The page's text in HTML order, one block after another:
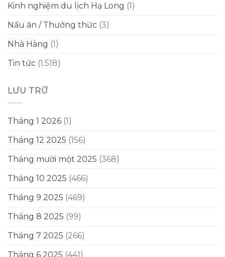
Kinh nghiệm du lịch Hạ Long (1)
Nấu ăn / Thưởng thức (3)
Nhà Hàng (1)
Tin tức (1.518)
LƯU TRỮ
Tháng 1 2026 (1)
Tháng 12 2025 (156)
Tháng mười một 2025 (368)
Tháng 10 2025 (466)
Tháng 9 2025 (469)
Tháng 8 2025 (99)
Tháng 7 2025 (266)
Tháng 6 2025 (441)